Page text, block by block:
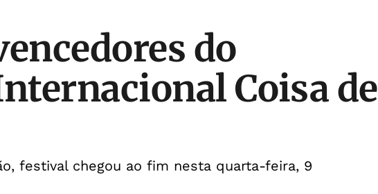
do
Coisa de
festival chegou ao fim nesta quarta-feira, 9